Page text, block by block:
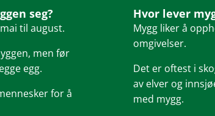
seg?
til august.
men før
egg.
for å
Hvor lever
Mygg liker å
omgivelser.
Det er oftest i
av elver og
med mygg.